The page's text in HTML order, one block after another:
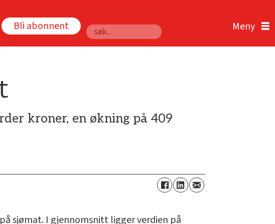
Bli abonnent
Søk
kroner, en økning på 409
sjømat. I gjennomsnitt ligger verdien på